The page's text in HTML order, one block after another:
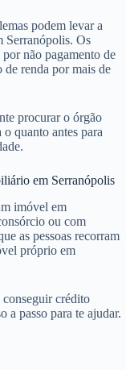
podem levar a
Serranópolis. Os
não pagamento de
renda por mais de
procurar o órgão
quanto antes para
em Serranópolis
imóvel em
ou com
as pessoas recorram
próprio em
conseguir crédito
a passo para te ajudar.